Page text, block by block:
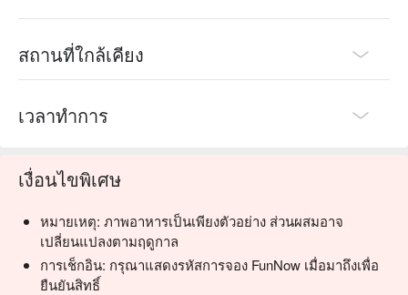
สถานที่ใกล้เคียง
เวลาทำการ
เงื่อนไขพิเศษ
หมายเหตุ: ภาพอาหารเป็นเพียงตัวอย่าง ส่วนผสมอาจ
เปลี่ยนแปลงตามฤดูกาล
การเช็กอิน: กรุณาแสดงรหัสการจอง FunNow เมื่อมาถึงเพื่อ
ยืนยันสิทธิ์